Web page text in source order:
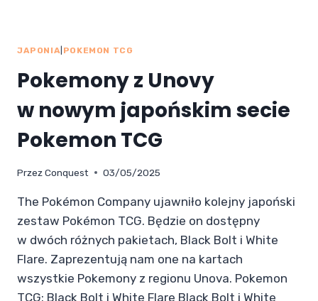
JAPONIA POKEMON TCG
Pokemony z Unovy
w nowym japońskim secie
Pokemon TCG
Przez Conquest 03/05/2025
The Pokémon Company ujawniło kolejny japoński
zestaw Pokémon TCG. Będzie on dostępny
w dwóch różnych pakietach, Black Bolt i White
Flare. Zaprezentują nam one na kartach
wszystkie Pokemony z regionu Unova. Pokemon
TCG: Black Bolt i White Flare Black Bolt i White